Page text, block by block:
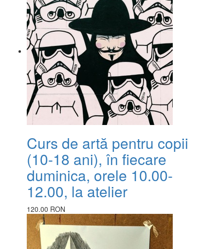
Curs de artă pentru copii
(10-18 ani), în fiecare
duminica, orele 10.00-
12.00, la atelier
120.00 RON